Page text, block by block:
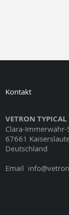
Kontakt
VETRON
Clara-Immerwahr-
67661
Deutschland
Email